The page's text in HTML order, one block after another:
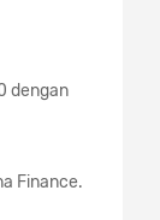
dengan
Finance.